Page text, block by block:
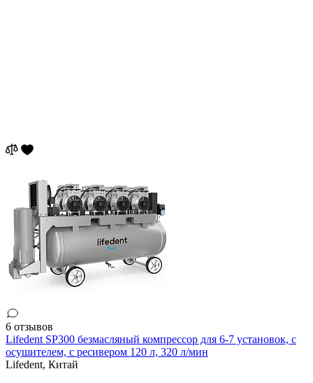
6 отзывов
Lifedent SP300 безмасляный компрессор для 6-7 установок, с
осушителем, с ресивером 120 л, 320 л/мин
Lifedent, Китай